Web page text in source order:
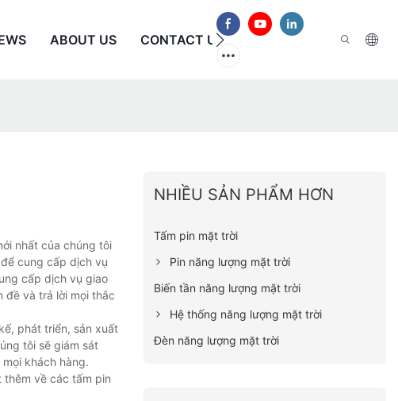
ABOUT US CONTACT US CÂU HỎI THƯỜNG GẶP
nhất của chúng tôi
cung cấp dịch vụ
cấp dịch vụ giao
đề và trả lời mọi thắc
phát triển, sản xuất
tôi sẽ giám sát
khách hàng.
thêm về các tấm pin
NHIỀU SẢN PHẨM HƠN
Tấm pin mặt trời
Pin năng lượng mặt trời
Biến tần năng lượng mặt trời
Hệ thống năng lượng mặt trời
Đèn năng lượng mặt trời